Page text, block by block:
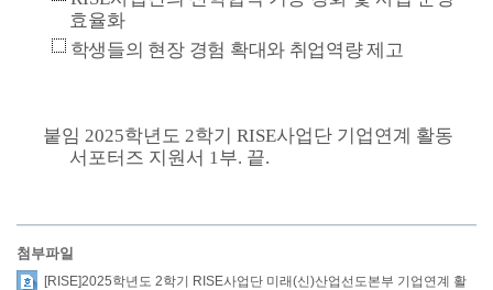
효율화
학생들의 현장 경험 확대와 취업역량 제고
붙임 2025학년도 2학기 RISE사업단 기업연계 활동
서포터즈 지원서 1부. 끝.
첨부파일
[RISE]2025학년도 2학기 RISE사업단 미래(신)산업선도본부 기업연계 활